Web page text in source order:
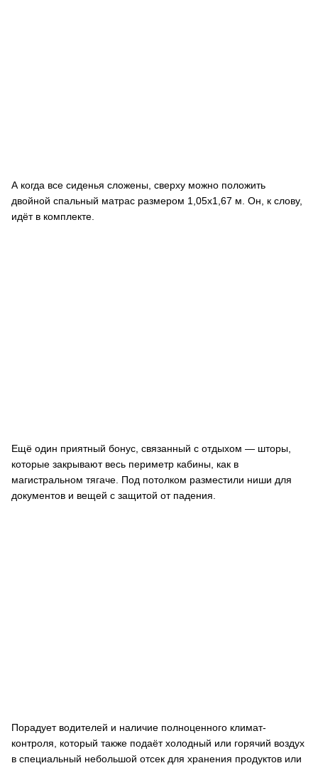
А когда все сиденья сложены, сверху можно положить
двойной спальный матрас размером 1,05х1,67 м. Он, к слову,
идёт в комплекте.
Ещё один приятный бонус, связанный с отдыхом — шторы,
которые закрывают весь периметр кабины, как в
магистральном тягаче. Под потолком разместили ниши для
документов и вещей с защитой от падения.
Порадует водителей и наличие полноценного климат-
контроля, который также подаёт холодный или горячий воздух
в специальный небольшой отсек для хранения продуктов или